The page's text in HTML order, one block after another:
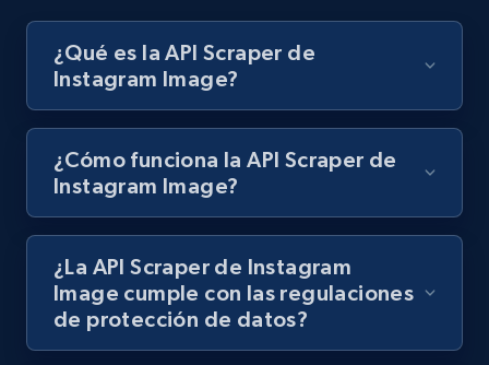
Job type, and more.
6.5K+ 761+ Prueba gratuita
Indeed job listings information - Discover
Jobid, Company name, Date posted parsed, Job
title, Description text, Benefits, Qualifications,
Job type, and more.
¿Qué es la API Scraper de
Instagram Image?
¿Cómo funciona la API Scraper de
Instagram Image?
¿La API Scraper de Instagram
Image cumple con las regulaciones
de protección de datos?